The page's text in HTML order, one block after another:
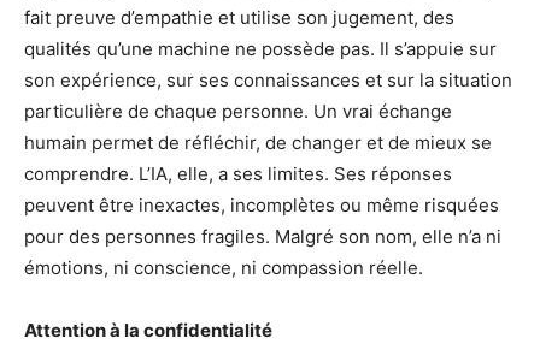
fait preuve d’empathie et utilise son jugement, des
qualités qu’une machine ne possède pas. Il s’appuie sur
son expérience, sur ses connaissances et sur la situation
particulière de chaque personne. Un vrai échange
humain permet de réfléchir, de changer et de mieux se
comprendre. L’IA, elle, a ses limites. Ses réponses
peuvent être inexactes, incomplètes ou même risquées
pour des personnes fragiles. Malgré son nom, elle n’a ni
émotions, ni conscience, ni compassion réelle.
Attention à la confidentialité